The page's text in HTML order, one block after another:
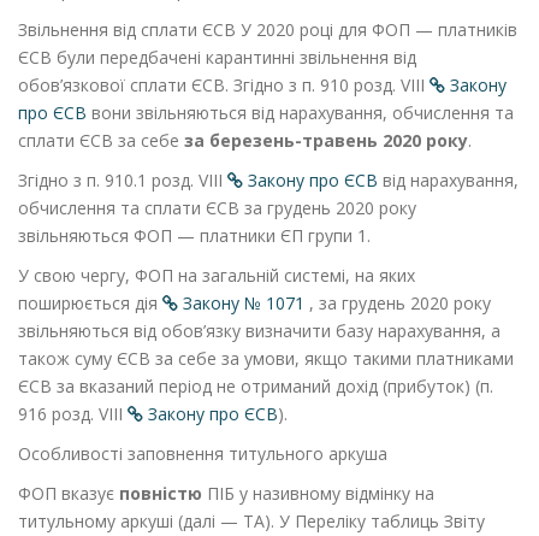
Звільнення від сплати ЄСВ У 2020 році для ФОП — платників
ЄСВ були передбачені карантинні звільнення від
обов’язкової сплати ЄСВ. Згідно з п. 910 розд. VIII
Закону
про ЄСВ вони звільняються від нарахування, обчислення та
сплати ЄСВ за себе за березень-травень 2020 року.
Згідно з п. 910.1 розд. VIII Закону про ЄСВвід нарахування,
обчислення та сплати ЄСВ за грудень 2020 року
звільняються ФОП — платники ЄП групи 1.
У свою чергу, ФОП на загальній системі, на яких
поширюється дія
Закону № 1071 , за грудень 2020 року
звільняються від обов’язку визначити базу нарахування, а
також суму ЄСВ за себе за умови, якщо такими платниками
ЄСВ за вказаний період не отриманий дохід (прибуток) (п.
916 розд. VIII Закону про ЄСВ).
Особливості заповнення титульного аркуша
ФОП вказує повністю ПІБ у називному відмінку на
титульному аркуші (далі — ТА). У Переліку таблиць Звіту